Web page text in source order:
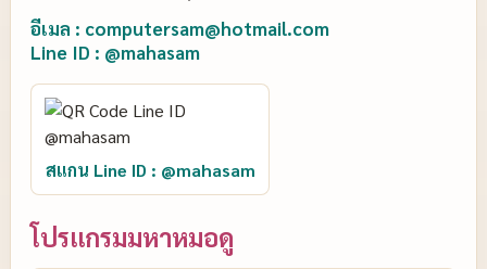
อีเมล : computersam@hotmail.com
Line ID : @mahasam
สแกน Line ID : @mahasam
โปรแกรมมหาหมอดู